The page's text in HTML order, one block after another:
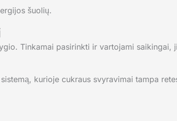
šuolių.
Tinkamai pasirinkti ir vartojami saikingai,
kurioje cukraus svyravimai tampa